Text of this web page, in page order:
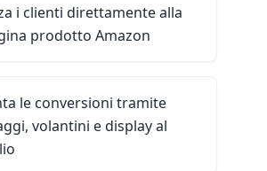
i clienti direttamente alla
prodotto Amazon
le conversioni tramite
volantini e display al